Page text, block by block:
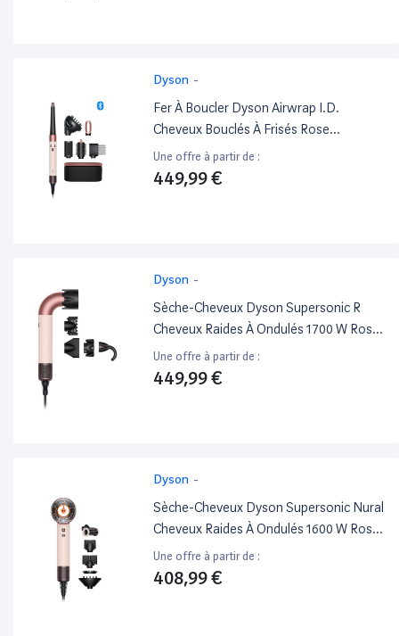
Dyson -
Fer À Boucler Dyson Airwrap I.D.
Cheveux Bouclés À Frisés Rose
Céramique
Une offre à partir de :
449,99 €
Dyson -
Sèche-Cheveux Dyson Supersonic R
Cheveux Raides À Ondulés 1700 W Rose
Céramique
Une offre à partir de :
449,99 €
Dyson -
Sèche-Cheveux Dyson Supersonic Nural
Cheveux Raides À Ondulés 1600 W Rose
Céramique
Une offre à partir de :
408,99 €